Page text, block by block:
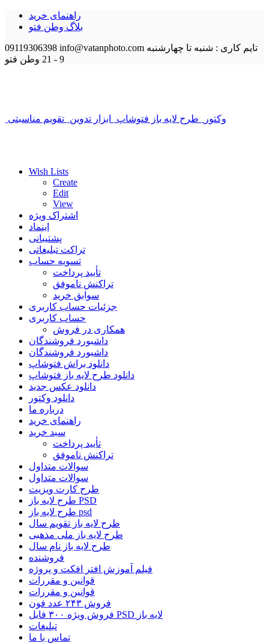
راهنمای خرید
بلاگ وطن فتو
09119306398 info@vatanphoto.com تایم کاری : شنبه تا چهارشنبه
9 - 21
وطن فتو
وکتور طرح لایه باز فتوشاپ ابزار تدوین تقویم مناسبتی
Wish Lists
Create
Edit
View
اشتراک ویژه
اینماد
پشتیبانی
تراکت تبلیغاتی
تسویه حساب
تأیید پرداخت
تراکنش ناموفق
سوابق خرید
جزئیات حساب کاربری
حساب کاربری
همکاری در فروش
داشبورد فروشندگان
داشبورد فروشندگان
دانلود براش فتوشاپ
دانلود طرح لایه باز فتوشاپ
دانلود عکس جدید
دانلود وکتور
درباره ما
راهنمای خرید
سبد خرید
تأیید پرداخت
تراکنش ناموفق
سوالات متداول
سوالات متداول
طرح کارت ویزیت
طرح لایه باز PSD
طرح لایه باز psd
طرح لایه باز تقویم سال
طرح لایه باز ملی مذهبی
طرح لایه باز نام سال
فروشنده
فیلم آموزش افتر افکت و پروژه
قوانین و مقررات
قوانین و مقررات
فروش ۲۴۳ عدد فون
فروش ویژه ۳۰۰ فایل PSD لایه باز
تبلیغات
تماس با ما